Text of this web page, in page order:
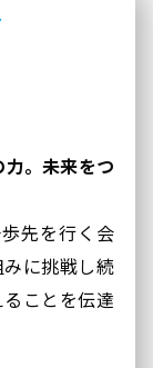
。未来をつ
先を行く会
に挑戦し続
ことを伝達